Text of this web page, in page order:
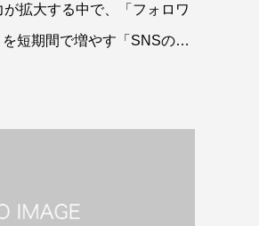
拡大する中で、「フォロワ
短期間で増やす「SNSのフ
」が注目を集めてい